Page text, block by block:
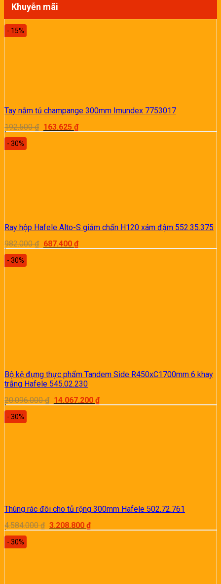
Khuyễn mãi
- 15%
Tay nắm tủ champange 300mm Imundex 7753017
192.500₫ Giá
gốc
163.625 ₫Giá
hiện
- 30%
Ray hộp Hafele Alto-S giảm chấn H120 xám đậm 552.35.375
982.000₫ Giá
gốc
687.400 ₫Giá
hiện
- 30%
Bộ kệ đựng thực phẩm Tandem Side R450xC1700mm 6 khay
trắng Hafele 545.02.230
20.096.000₫ Giá
gốc
14.067.200 ₫Giá
hiện
- 30%
Thùng rác đôi cho tủ rộng 300mm Hafele 502.72.761
4.584.000₫ Giá
gốc
3.208.800 ₫Giá
hiện
- 30%